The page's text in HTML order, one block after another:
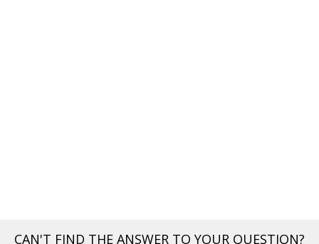
CAN'T FIND THE ANSWER TO YOUR QUESTION?